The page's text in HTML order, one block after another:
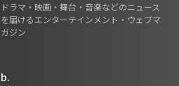
ドラマ・映画・舞台・音楽などのニュース
を届けるエンターテインメント・ウェブマ
ガジン
b.